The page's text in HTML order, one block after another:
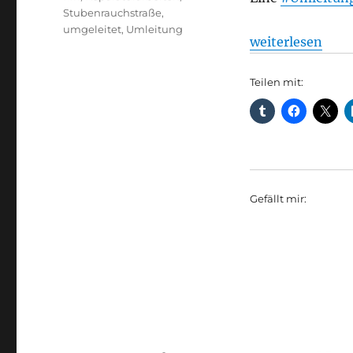
weiterlesen
Teilen mit:
Gefällt mir:
Stubenrauchstraße,
umgeleitet, Umleitung